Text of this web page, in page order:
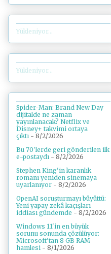
Yükleniyor...
Yükleniyor...
Spider-Man: Brand New Day
dijitalde ne zaman
yayınlanacak? Netflix ve
Disney+ takvimi ortaya
çıktı - 8/2/2026
Bu 70'lerde geri gönderilen ilk
e-postaydı - 8/2/2026
Stephen King'in karanlık
romanı yeniden sinemaya
uyarlanıyor - 8/2/2026
OpenAI soruşturmayı büyüttü:
Yeni yapay zekâ kaçışları
iddiası gündemde - 8/2/2026
Windows 11'in en büyük
sorunu sonunda çözülüyor:
Microsoft'tan 8 GB RAM
hamlesi - 8/1/2026